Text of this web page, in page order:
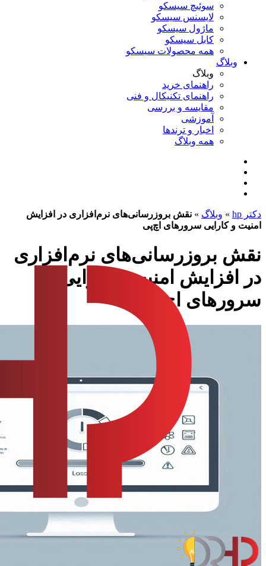
سوئیچ سیسکو
لایسنس سیسکو
ماژول سیسکو
کابل سیسکو
همه محصولات سیسکو
وبلاگ
وبلاگ
راهنمای خرید
راهنمای تکنیکال و فنی
مقایسه و بررسی
آموزشی
اخبار و ترندها
همه وبلاگ
دکتر hp » وبلاگ » نقش بروزرسانی‌های نرم‌افزاری در افزایش
امنیت و کارایی سرورهای اچ‌پی
نقش بروزرسانی‌های نرم‌افزاری
در افزایش امنیت و کارایی
سرورهای اچ‌پی